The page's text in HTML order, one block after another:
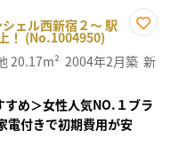
ェル西新宿２～ 駅
！ (No.1004950)
に入
り登
20.17m² 2004年2月築 新
すめ＞女性人気NO.１ブラ
電付きで初期費用が安